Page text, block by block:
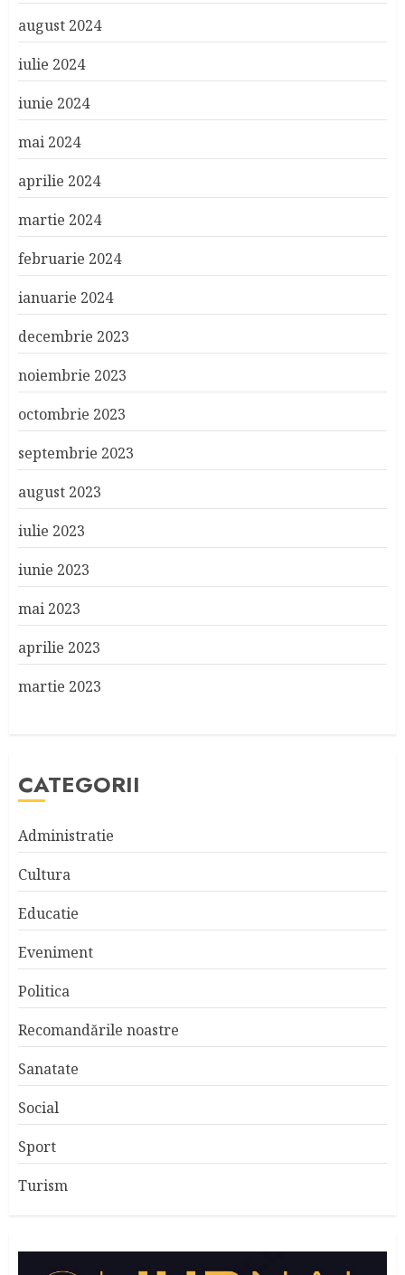
august 2024
iulie 2024
iunie 2024
mai 2024
aprilie 2024
martie 2024
februarie 2024
ianuarie 2024
decembrie 2023
noiembrie 2023
octombrie 2023
septembrie 2023
august 2023
iulie 2023
iunie 2023
mai 2023
aprilie 2023
martie 2023
CATEGORII
Administratie
Cultura
Educatie
Eveniment
Politica
Recomandările noastre
Sanatate
Social
Sport
Turism